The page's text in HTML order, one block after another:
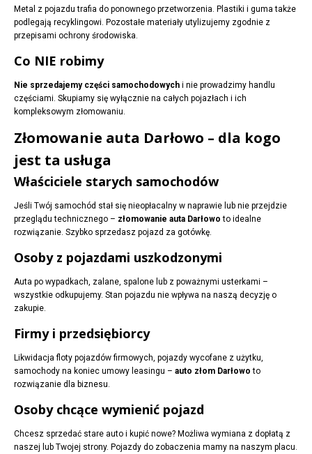
Metal z pojazdu trafia do ponownego przetworzenia. Plastiki i guma także
podlegają recyklingowi. Pozostałe materiały utylizujemy zgodnie z
przepisami ochrony środowiska.
Co NIE robimy
Nie sprzedajemy części samochodowych i nie prowadzimy handlu
częściami. Skupiamy się wyłącznie na całych pojazłach i ich
kompleksowym złomowaniu.
Złomowanie auta Darłowo – dla kogo
jest ta usługa
Właściciele starych samochodów
Jeśli Twój samochód stał się nieopłacalny w naprawie lub nie przejdzie
przeglądu technicznego – złomowanie auta Darłowo to idealne
rozwiązanie. Szybko sprzedasz pojazd za gotówkę.
Osoby z pojazdami uszkodzonymi
Auta po wypadkach, zalane, spalone lub z poważnymi usterkami –
wszystkie odkupujemy. Stan pojazdu nie wpływa na naszą decyzję o
zakupie.
Firmy i przedsiębiorcy
Likwidacja floty pojazdów firmowych, pojazdy wycofane z użytku,
samochody na koniec umowy leasingu – auto złom Darłowo to
rozwiązanie dla biznesu.
Osoby chcące wymienić pojazd
Chcesz sprzedać stare auto i kupić nowe? Możliwa wymiana z dopłatą z
naszej lub Twojej strony. Pojazdy do zobaczenia mamy na naszym placu.